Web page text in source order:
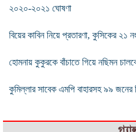
২০২০-২০২১ ঘোষণা
বিয়ের কাবিন নিয়ে প্রতারণা, কুসিকের ২১
হোমনায় কুকুরকে বাঁচাতে গিয়ে নছিমন
কুমিল্লার সাবেক এমপি বাহারসহ ৯৯ জনের